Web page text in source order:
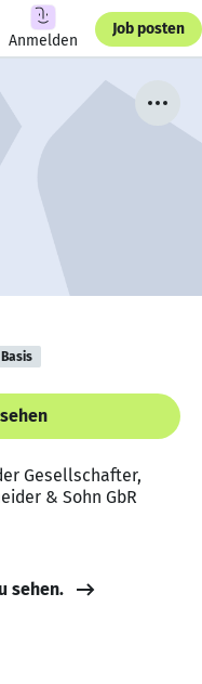
Anmelden
Job posten
Basis
Gesellschafter,
& Sohn GbR
sehen.